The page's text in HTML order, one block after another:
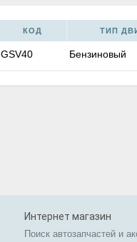
КОД ТИП
GSV40 Бензиновый
Интернет магазин
Поиск автозапчастей и